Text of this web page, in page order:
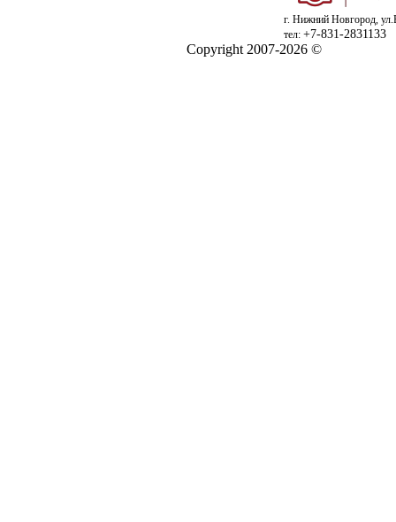
г. Нижний Новгород,
тел: +7-831-2831133
Copyright 2007-2026 ©